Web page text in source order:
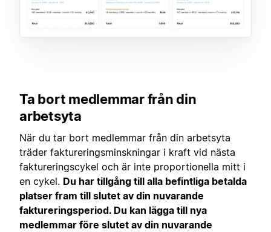
Ta bort medlemmar från din
arbetsyta
När du tar bort medlemmar från din arbetsyta
träder faktureringsminskningar i kraft vid nästa
faktureringscykel och är inte proportionella mitt i
en cykel. Du har tillgång till alla befintliga betalda
platser fram till slutet av din nuvarande
faktureringsperiod. Du kan lägga till nya
medlemmar före slutet av din nuvarande